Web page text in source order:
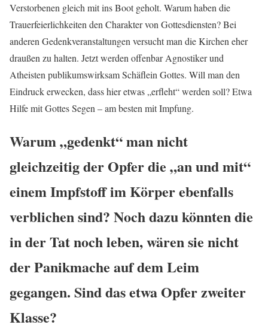
Verstorbenen gleich mit ins Boot geholt. Warum haben die
Trauerfeierlichkeiten den Charakter von Gottesdiensten? Bei
anderen Gedenkveranstaltungen versucht man die Kirchen eher
draußen zu halten. Jetzt werden offenbar Agnostiker und
Atheisten publikumswirksam Schäflein Gottes. Will man den
Eindruck erwecken, dass hier etwas „erfleht“ werden soll? Etwa
Hilfe mit Gottes Segen – am besten mit Impfung.
Warum „gedenkt“ man nicht
gleichzeitig der Opfer die „an und mit“
einem Impfstoff im Körper ebenfalls
verblichen sind? Noch dazu könnten die
in der Tat noch leben, wären sie nicht
der Panikmache auf dem Leim
gegangen. Sind das etwa Opfer zweiter
Klasse?